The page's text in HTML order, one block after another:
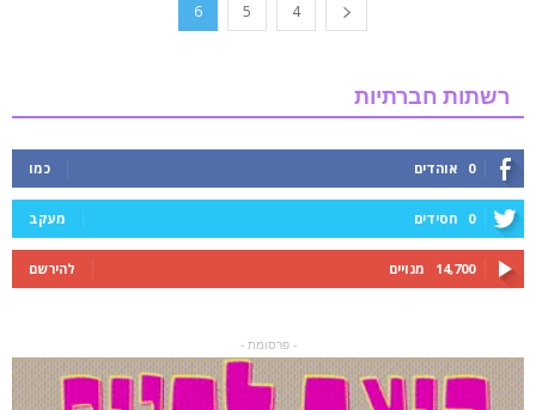
4
5
6
רשתות חברתיות
0 אוהדים כמו
0 חסידים מעקב
14,700 מנויים להירשם
- פרסומת -